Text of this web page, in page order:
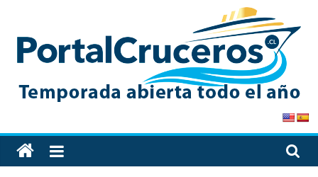
content
PortalCruceros
Toda
la